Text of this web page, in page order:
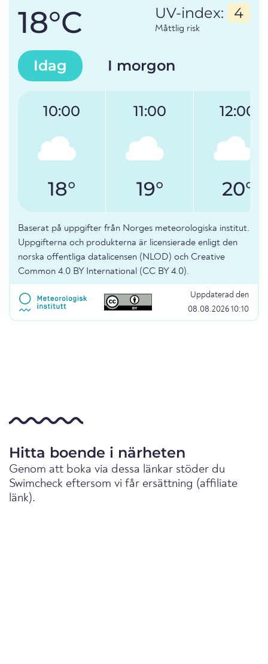
18°C UV-index: 4
Måttlig risk
Idag I morgon
10:00
18°
11:00
19°
12:00
20°
Baserat på uppgifter från Norges meteorologiska institut.
Uppgifterna och produkterna är licensierade enligt den
norska offentliga datalicensen (NLOD) och Creative
Common 4.0 BY International (CC BY 4.0).
Uppdaterad den
08.08.2026 10:10
Hitta boende i närheten
Genom att boka via dessa länkar stöder du
Swimcheck eftersom vi får ersättning (affiliate
länk).